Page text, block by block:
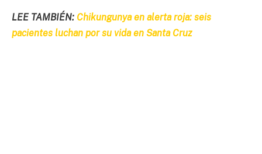
LEE TAMBIÉN: Chikungunya en alerta roja: seis
pacientes luchan por su vida en Santa Cruz